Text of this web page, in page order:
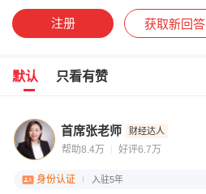
注册 获取新回答
默认 只看有赞
首席张老师 财经达人
帮助8.4万 好评6.7万
身份认证 入驻5年